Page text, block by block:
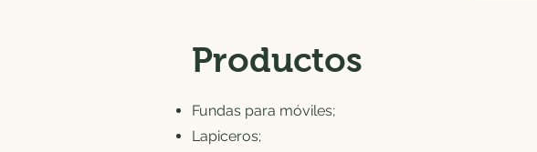
Productos
Fundas para móviles;
Lapiceros;